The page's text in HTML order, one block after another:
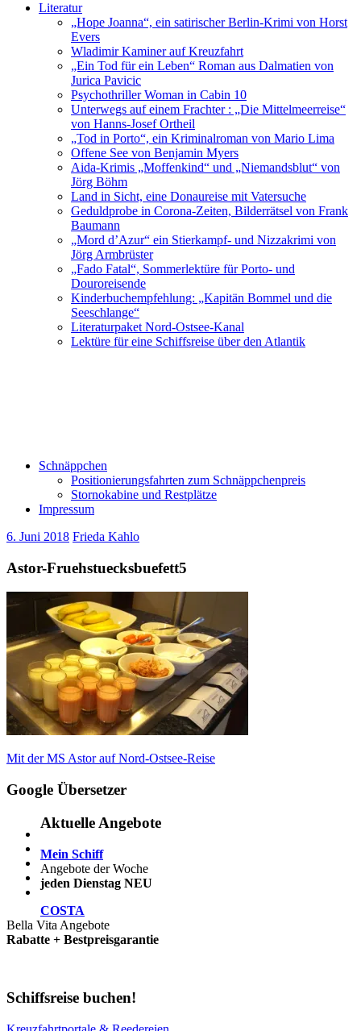
Literatur
„Hope Joanna“, ein satirischer Berlin-Krimi von Horst
Evers
Wladimir Kaminer auf Kreuzfahrt
„Ein Tod für ein Leben“ Roman aus Dalmatien von
Jurica Pavicic
Psychothriller Woman in Cabin 10
Unterwegs auf einem Frachter : „Die Mittelmeerreise“
von Hanns-Josef Ortheil
„Tod in Porto“, ein Kriminalroman von Mario Lima
Offene See von Benjamin Myers
Aida-Krimis „Moffenkind“ und „Niemandsblut“ von
Jörg Böhm
Land in Sicht, eine Donaureise mit Vatersuche
Geduldprobe in Corona-Zeiten, Bilderrätsel von Frank
Baumann
„Mord d’Azur“ ein Stierkampf- und Nizzakrimi von
Jörg Armbrüster
„Fado Fatal“, Sommerlektüre für Porto- und
Douroreisende
Kinderbuchempfehlung: „Kapitän Bommel und die
Seeschlange“
Literaturpaket Nord-Ostsee-Kanal
Lektüre für eine Schiffsreise über den Atlantik
Schnäppchen
Positionierungsfahrten zum Schnäppchenpreis
Stornokabine und Restplätze
Impressum
6. Juni 2018 Frieda Kahlo
Astor-Fruehstuecksbuefett5
Beitragsnavigation
Vorheriger
Mit der MS Astor auf Nord-Ostsee-Reise
Google Übersetzer
Aktuelle Angebote
Mein Schiff
Angebote der Woche
jeden Dienstag NEU
COSTA
Bella Vita Angebote
Rabatte + Bestpreisgarantie
Schiffsreise buchen!